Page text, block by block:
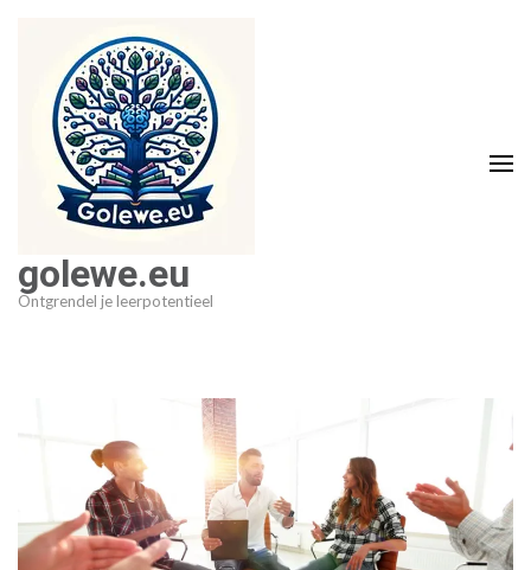
inhoud
golewe.eu
Ontgrendel je leerpotentieel